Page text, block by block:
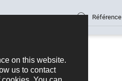
Référence